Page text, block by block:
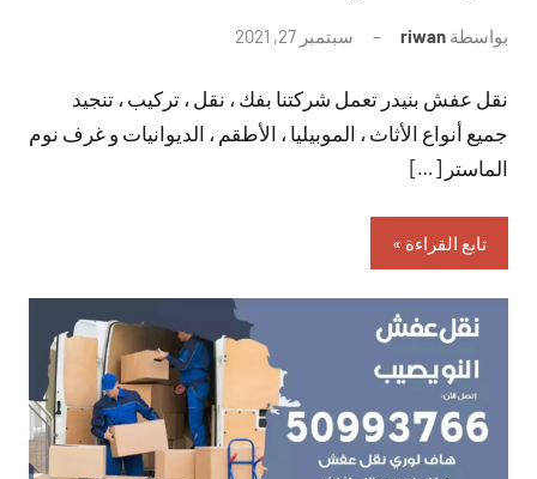
بواسطة riwan سبتمبر 27, 2021
تعليقات
نقل عفش بنيدر تعمل شركتنا بفك ، نقل ، تركيب ، تنجيد
جميع أنواع الأثاث ، الموبيليا ، الأطقم ، الديوانيات و غرف نوم
الماستر […]
تابع القراءة